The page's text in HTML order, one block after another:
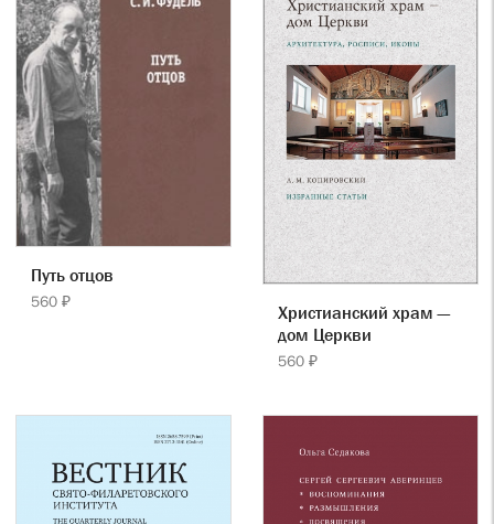
Путь отцов
560 ₽
Христианский храм —
дом Церкви
560 ₽